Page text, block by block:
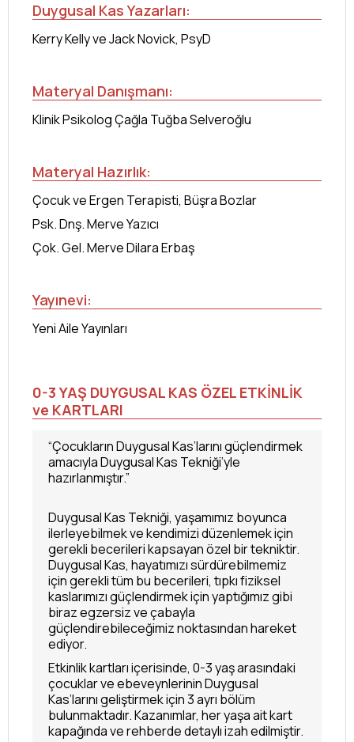
Duygusal Kas Yazarları:
Kerry Kelly ve Jack Novick, PsyD
Materyal Danışmanı:
Klinik Psikolog Çağla Tuğba Selveroğlu
Materyal Hazırlık:
Çocuk ve Ergen Terapisti, Büşra Bozlar
Psk. Dnş. Merve Yazıcı
Çok. Gel. Merve Dilara Erbaş
Yayınevi:
Yeni Aile Yayınları
0-3 YAŞ DUYGUSAL KAS ÖZEL ETKİNLİK
ve KARTLARI
“Çocukların Duygusal Kas’larını güçlendirmek
amacıyla Duygusal Kas Tekniği’yle
hazırlanmıştır.”
Duygusal Kas Tekniği, yaşamımız boyunca
ilerleyebilmek ve kendimizi düzenlemek için
gerekli becerileri kapsayan özel bir tekniktir.
Duygusal Kas, hayatımızı sürdürebilmemiz
için gerekli tüm bu becerileri, tıpkı fiziksel
kaslarımızı güçlendirmek için yaptığımız gibi
biraz egzersiz ve çabayla
güçlendirebileceğimiz noktasından hareket
ediyor.
Etkinlik kartları içerisinde, 0-3 yaş arasındaki
çocuklar ve ebeveynlerinin Duygusal
Kas’larını geliştirmek için 3 ayrı bölüm
bulunmaktadır. Kazanımlar, her yaşa ait kart
kapağında ve rehberde detaylı izah edilmiştir.